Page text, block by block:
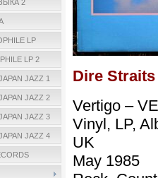
2
LP
LP 2
JAZZ 1
JAZZ 2
JAZZ 3
JAZZ 4
Dire
Vertigo –
Vinyl, LP,
UK
May 1985